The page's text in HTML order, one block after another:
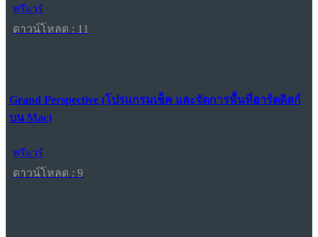
ฟรีแวร์
ดาวน์โหลด : 11
Grand Perspective (โปรแกรมเช็ค และจัดการพื้นที่ฮาร์ดดิสก์
บน Mac)
ฟรีแวร์
ดาวน์โหลด : 9